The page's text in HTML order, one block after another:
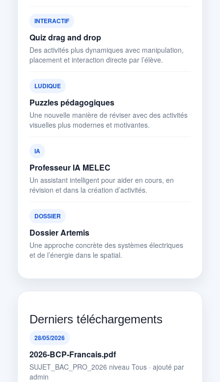
INTERACTIF
Quiz drag and drop
Des activités plus dynamiques avec manipulation,
placement et interaction directe par l’élève.
LUDIQUE
Puzzles pédagogiques
Une nouvelle manière de réviser avec des activités
visuelles plus modernes et motivantes.
IA
Professeur IA MELEC
Un assistant intelligent pour aider en cours, en
révision et dans la création d’activités.
DOSSIER
Dossier Artemis
Une approche concrète des systèmes électriques
et de l’énergie dans le spatial.
Derniers téléchargements
28/05/2026
2026-BCP-Francais.pdf
SUJET_BAC_PRO_2026 niveau Tous · ajouté par
admin